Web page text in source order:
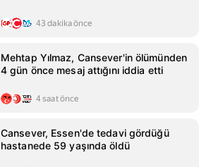
43 dakika önce
Mehtap Yılmaz, Cansever'in ölümünden
4 gün önce mesaj attığını iddia etti
4 saat önce
Cansever, Essen'de tedavi gördüğü
hastanede 59 yaşında öldü